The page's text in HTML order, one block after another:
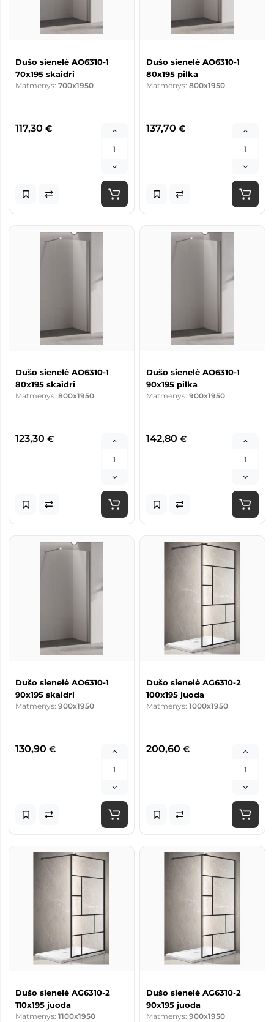
Dušo sienelė AO6310-1
70x195 skaidri
Matmenys: 700x1950
117,30 €
Dušo sienelė AO6310-1
80x195 pilka
Matmenys: 800x1950
137,70 €
Dušo sienelė AO6310-1
80x195 skaidri
Matmenys: 800x1950
123,30 €
Dušo sienelė AO6310-1
90x195 pilka
Matmenys: 900x1950
142,80 €
Dušo sienelė AO6310-1
90x195 skaidri
Matmenys: 900x1950
130,90 €
Dušo sienelė AG6310-2
100x195 juoda
Matmenys: 1000x1950
200,60 €
Dušo sienelė AG6310-2
110x195 juoda
Matmenys: 1100x1950
Dušo sienelė AG6310-2
90x195 juoda
Matmenys: 900x1950